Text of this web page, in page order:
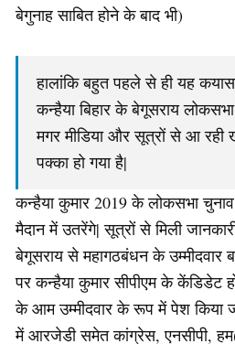
बेगुनाह साबित होने के बाद भी)
हालांकि बहुत पहले से ही यह कयास
कन्हैया बिहार के बेगूसराय
मगर मीडिया और सूत्रों से आ
पक्का हो गया है|
कन्हैया कुमार 2019 के लोकसभा
मैदान में उतरेंगे| सूत्रों से मिली
बेगूसराय से महागठबंधन के उम्मीदवार
पर कन्हैया कुमार सीपीएम के केंडिडेट
के आम उम्मीदवार के रूप में पेश किया
में आरजेडी समेत कांग्रेस, एनसीपी,